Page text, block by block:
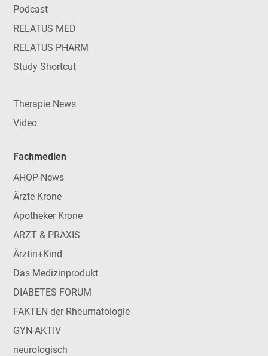
Podcast
RELATUS MED
RELATUS PHARM
Study Shortcut
Therapie News
Video
Fachmedien
AHOP-News
Ärzte Krone
Apotheker Krone
ARZT & PRAXIS
Ärztin+Kind
Das Medizinprodukt
DIABETES FORUM
FAKTEN der Rheumatologie
GYN-AKTIV
neurologisch